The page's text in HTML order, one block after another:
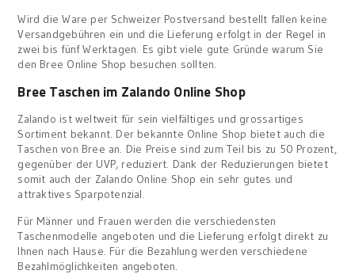
Wird die Ware per Schweizer Postversand bestellt fallen keine
Versandgebühren ein und die Lieferung erfolgt in der Regel in
zwei bis fünf Werktagen. Es gibt viele gute Gründe warum Sie
den Bree Online Shop besuchen sollten.
Bree Taschen im Zalando Online Shop
Zalando ist weltweit für sein vielfältiges und grossartiges
Sortiment bekannt. Der bekannte Online Shop bietet auch die
Taschen von Bree an. Die Preise sind zum Teil bis zu 50 Prozent,
gegenüber der UVP, reduziert. Dank der Reduzierungen bietet
somit auch der Zalando Online Shop ein sehr gutes und
attraktives Sparpotenzial.
Für Männer und Frauen werden die verschiedensten
Taschenmodelle angeboten und die Lieferung erfolgt direkt zu
Ihnen nach Hause. Für die Bezahlung werden verschiedene
Bezahlmöglichkeiten angeboten.